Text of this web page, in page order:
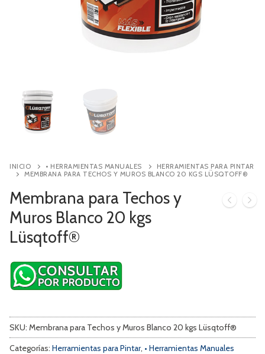
Contacto
INICIO • HERRAMIENTAS MANUALES
HERRAMIENTAS PARA PINTAR
MEMBRANA PARA TECHOS Y MUROS BLANCO 20 KGS LÜSQTOFF®
Membrana para Techos y
Muros Blanco 20 kgs
Lüsqtoff®
SKU: Membrana para Techos y Muros Blanco 20 kgs Lüsqtoff®
Categorías: Herramientas para Pintar, • Herramientas Manuales